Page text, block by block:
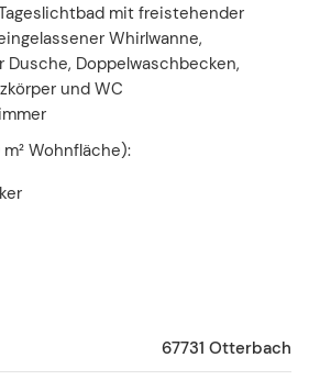
mit freistehender
Whirlwanne,
Dusche, Doppelwaschbecken,
und WC
Wohnfläche):
67731 Otterbach